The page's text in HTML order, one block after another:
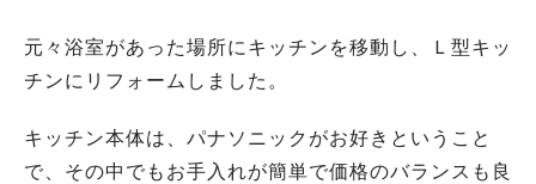
元々浴室があった場所にキッチンを移動し、Ｌ型キッ
チンにリフォームしました。
キッチン本体は、パナソニックがお好きということ
で、その中でもお手入れが簡単で価格のバランスも良